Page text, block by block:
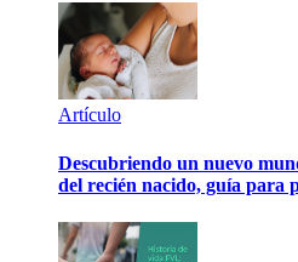
Artículo
Descubriendo un nuevo
del recién nacido, guía para